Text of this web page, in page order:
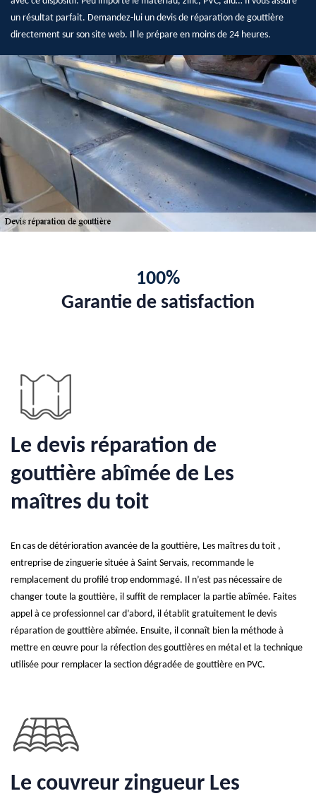
un résultat parfait. Demandez-lui un devis de réparation de gouttière
directement sur son site web. Il le prépare en moins de 24 heures.
100%
Garantie de satisfaction
Le devis réparation de
gouttière abîmée de Les
maîtres du toit
En cas de détérioration avancée de la gouttière, Les maîtres du toit ,
entreprise de zinguerie située à Saint Servais, recommande le
remplacement du profilé trop endommagé. Il n’est pas nécessaire de
changer toute la gouttière, il suffit de remplacer la partie abîmée. Faites
appel à ce professionnel car d’abord, il établit gratuitement le devis
réparation de gouttière abîmée. Ensuite, il connaît bien la méthode à
mettre en œuvre pour la réfection des gouttières en métal et la technique
utilisée pour remplacer la section dégradée de gouttière en PVC.
Le couvreur zingueur Les